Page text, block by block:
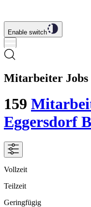
Enable switch
Mitarbeiter Jobs
159
Eggersdorf
Vollzeit
Teilzeit
Geringfügig